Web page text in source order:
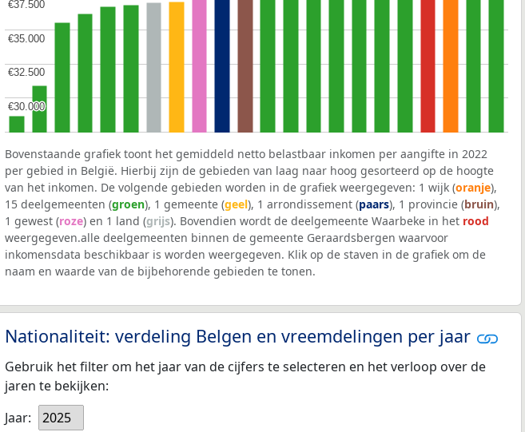
€30.000
€30.000
€32.500
€32.500
€35.000
€35.000
€37.500
€37.500
Bovenstaande grafiek toont het gemiddeld netto belastbaar inkomen per aangifte in 2022
per gebied in België. Hierbij zijn de gebieden van laag naar hoog gesorteerd op de hoogte
van het inkomen. De volgende gebieden worden in de grafiek weergegeven: 1 wijk (oranje),
15 deelgemeenten (groen), 1 gemeente (geel), 1 arrondissement (paars), 1 provincie (bruin),
1 gewest (roze) en 1 land (grijs). Bovendien wordt de deelgemeente Waarbeke in het rood
weergegeven.alle deelgemeenten binnen de gemeente Geraardsbergen waarvoor
inkomensdata beschikbaar is worden weergegeven. Klik op de staven in de grafiek om de
naam en waarde van de bijbehorende gebieden te tonen.
Nationaliteit: verdeling Belgen en vreemdelingen per jaar
Gebruik het filter om het jaar van de cijfers te selecteren en het verloop over de
jaren te bekijken:
Jaar:
2025